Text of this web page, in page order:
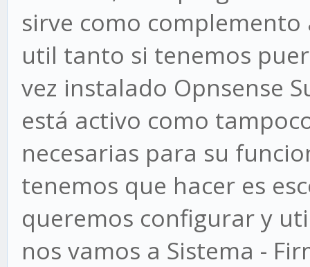
sirve como
util tanto si tenemos
vez instalado Opnsense
está activo como
necesarias para su
tenemos que hacer es
queremos configurar y
nos vamos a Sistema -